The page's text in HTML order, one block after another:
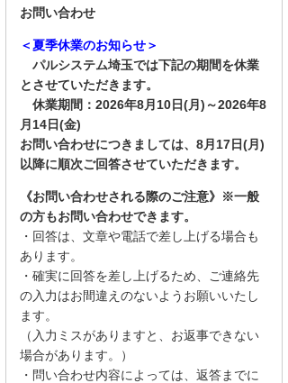
お問い合わせ
＜夏季休業のお知らせ＞
パルシステム埼玉では下記の期間を休業
とさせていただきます。
休業期間：2026年8月10日(月)～2026年8
月14日(金)
お問い合わせにつきましては、8月17日(月)
以降に順次ご回答させていただきます。
《お問い合わせされる際のご注意》※一般
の方もお問い合わせできます。
・回答は、文章や電話で差し上げる場合も
あります。
・確実に回答を差し上げるため、ご連絡先
の入力はお間違えのないようお願いいたし
ます。
（入力ミスがありますと、お返事できない
場合があります。）
・問い合わせ内容によっては、返答までに